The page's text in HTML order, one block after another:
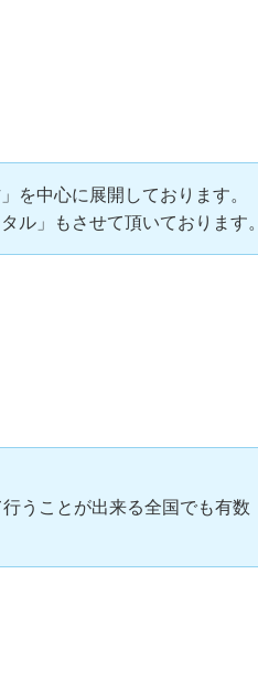
を中心に展開しております。
ル」もさせて頂いております。
うことが出来る全国でも有数